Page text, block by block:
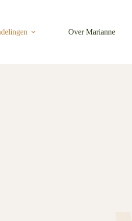
Over Marianne